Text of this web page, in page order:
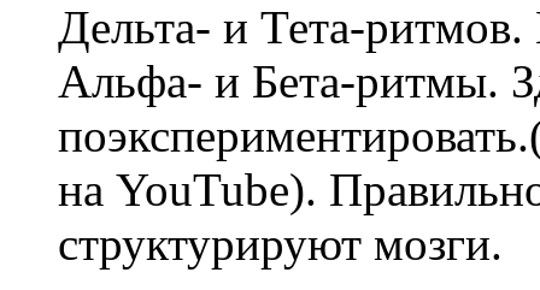
Дельта- и Тета-
Альфа- и Бета-ритмы.
на YouTube).
структурируют мозги.